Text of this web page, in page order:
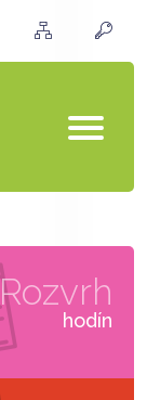
Rozvrh
hodín